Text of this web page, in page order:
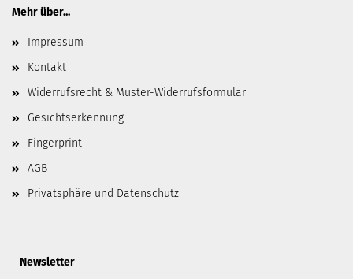
Mehr über...
Impressum
Kontakt
Widerrufsrecht & Muster-Widerrufsformular
Gesichtserkennung
Fingerprint
AGB
Privatsphäre und Datenschutz
Newsletter